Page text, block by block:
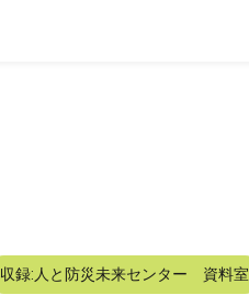
収録:人と防災未来センター 資料室